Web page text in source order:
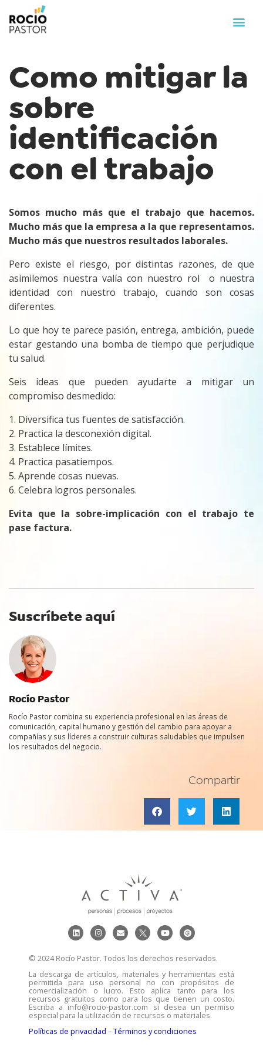
Como mitigar la
sobre
identificación
con el trabajo
Somos mucho más que el trabajo que hacemos.
Mucho más que la empresa a la que representamos.
Mucho más que nuestros resultados laborales.
Pero existe el riesgo, por distintas razones, de que
asimilemos nuestra valía con nuestro rol o nuestra
identidad con nuestro trabajo, cuando son cosas
diferentes.
Lo que hoy te parece pasión, entrega, ambición, puede
estar gestando una bomba de tiempo que perjudique
tu salud.
Seis ideas que pueden ayudarte a mitigar un
compromiso desmedido:
1. Diversifica tus fuentes de satisfacción.
2. Practica la desconexión digital.
3. Establece límites.
4. Practica pasatiempos.
5. Aprende cosas nuevas.
6. Celebra logros personales.
Evita que la sobre-implicación con el trabajo te
pase factura.
Suscríbete aquí
Rocío Pastor
Rocío Pastor combina su experiencia profesional en las áreas de
comunicación, capital humano y gestión del cambio para apoyar a
compañías y sus líderes a construir culturas saludables que impulsen
los resultados del negocio.
Compartir
© 2024 Rocío Pastor. Todos los derechos reservados.
La descarga de artículos, materiales y herramientas está
permitida para uso personal no con propósitos de
comercialización o lucro. Esto aplica tanto para los
recursos gratuitos como para los que tienen un costo.
Escriba a info@rocio-pastor.com si desea un permiso
especial para la utilización de recursos o materiales.
Políticas de privacidad –Términos y condiciones